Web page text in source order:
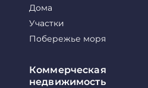
Дома
Участки
Побережье моря
Коммерческая
недвижимость